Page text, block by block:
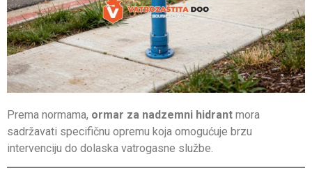
Prema normama, ormar za nadzemni hidrant mora
sadržavati specifičnu opremu koja omogućuje brzu
intervenciju do dolaska vatrogasne službe.